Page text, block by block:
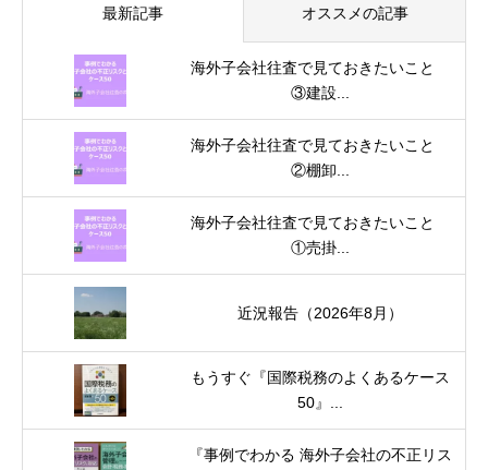
最新記事 オススメの記事
海外子会社往査で見ておきたいこと
③建設...
海外子会社往査で見ておきたいこと
②棚卸...
海外子会社往査で見ておきたいこと
①売掛...
近況報告（2026年8月）
もうすぐ『国際税務のよくあるケース
50』...
『事例でわかる 海外子会社の不正リス